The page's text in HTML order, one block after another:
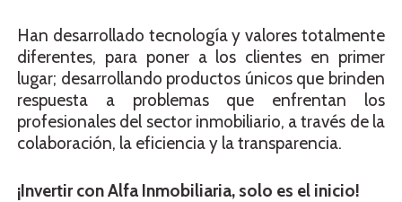
Han desarrollado tecnología y valores totalmente
diferentes, para poner a los clientes en primer
lugar; desarrollando productos únicos que brinden
respuesta a problemas que enfrentan los
profesionales del sector inmobiliario, a través de la
colaboración, la eficiencia y la transparencia.
¡Invertir con Alfa Inmobiliaria, solo es el inicio!